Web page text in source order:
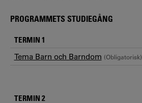
PROGRAMMETS STUDIEGÅNG
TERMIN 1
Tema Barn och Barndom (Obligatorisk)
TERMIN 2